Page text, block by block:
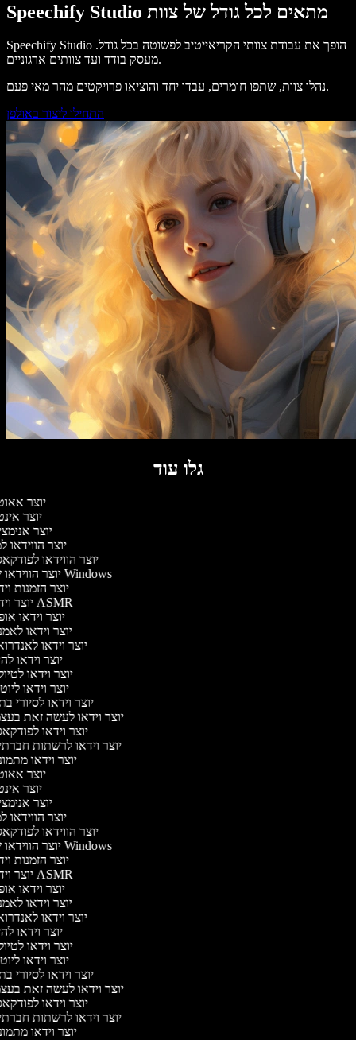
Speechify Studio מתאים לכל גודל של צוות
Speechify Studio הופך את עבודת צוותי הקריאייטיב לפשוטה בכל גודל.
מעסק בודד ועד צוותים ארגוניים.
נהלו צוות, שתפו חומרים, עבדו יחד והוציאו פרויקטים מהר מאי פעם.
התחילו ליצור באולפן
גלו עוד
יוצר
יוצר
יוצר
יוצר
יוצר הווידאו
יוצר הווידאו של Windows
יוצר הזמנות
יוצר וידאו ASMR
יוצר וידאו
יוצר וידאו
יוצר וידאו
יוצר וידאו
יוצר וידאו
יוצר וידאו
יוצר וידאו לסיורי
יוצר וידאו לעשה זאת
יוצר וידאו
יוצר וידאו לרשתות
יוצר וידאו
יוצר
יוצר
יוצר
יוצר
יוצר הווידאו
יוצר הווידאו של Windows
יוצר הזמנות
יוצר וידאו ASMR
יוצר וידאו
יוצר וידאו
יוצר וידאו
יוצר וידאו
יוצר וידאו
יוצר וידאו
יוצר וידאו לסיורי
יוצר וידאו לעשה זאת
יוצר וידאו
יוצר וידאו לרשתות
יוצר וידאו